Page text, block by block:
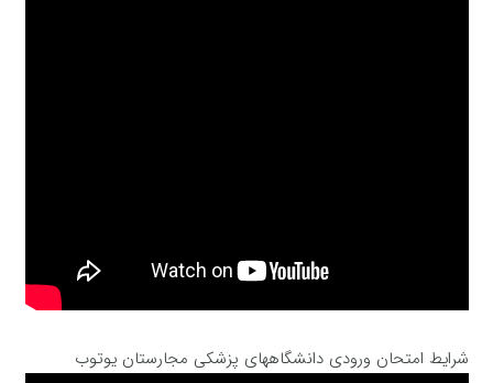
شرایط امتحان ورودی دانشگاههای پزشکی مجارستان یوتوب